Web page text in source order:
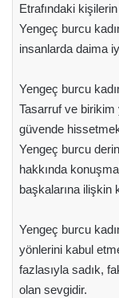
Etrafındaki
Yengeç burcu
insanlarda daima
Yengeç burcu
Tasarruf ve birikim
güvende
Yengeç burcu
hakkında
başkalarına ilişkin
Yengeç burcu
yönlerini kabul
fazlasıyla sadık,
olan sevgidir.